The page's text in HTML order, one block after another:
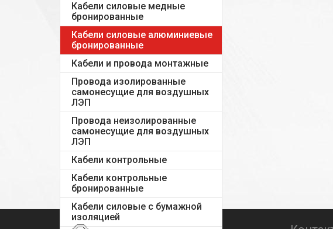
Кабели силовые медные
бронированные
Кабели силовые алюминиевые
бронированные
Кабели и провода монтажные
Провода изолированные
самонесущие для воздушных
ЛЭП
Провода неизолированные
самонесущие для воздушных
ЛЭП
Кабели контрольные
Кабели контрольные
бронированные
Кабели силовые с бумажной
изоляцией